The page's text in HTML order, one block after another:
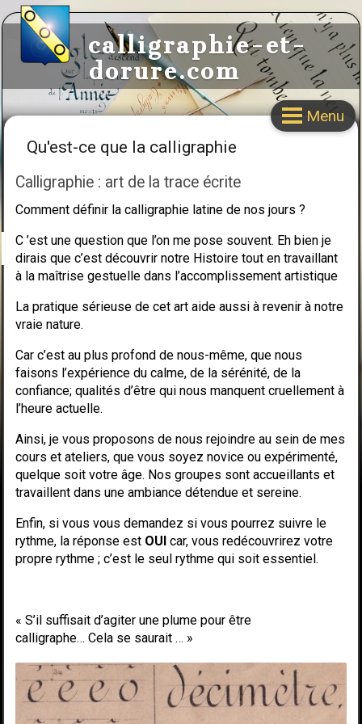
calligraphie-et-
dorure.com
Menu
Qu'est-ce que la calligraphie
Calligraphie : art de la trace écrite
Comment définir la calligraphie latine de nos jours ?
C ’est une question que l’on me pose souvent. Eh bien je
dirais que c’est découvrir notre Histoire tout en travaillant
à la maîtrise gestuelle dans l’accomplissement artistique
La pratique sérieuse de cet art aide aussi à revenir à notre
vraie nature.
Car c’est au plus profond de nous-même, que nous
faisons l’expérience du calme, de la sérénité, de la
confiance; qualités d’être qui nous manquent cruellement à
l’heure actuelle.
Ainsi, je vous proposons de nous rejoindre au sein de mes
cours et ateliers, que vous soyez novice ou expérimenté,
quelque soit votre âge. Nos groupes sont accueillants et
travaillent dans une ambiance détendue et sereine.
Enfin, si vous vous demandez si vous pourrez suivre le
rythme, la réponse est OUI car, vous redécouvrirez votre
propre rythme ; c’est le seul rythme qui soit essentiel.
« S’il suffisait d’agiter une plume pour être
calligraphe… Cela se saurait … »